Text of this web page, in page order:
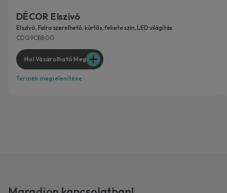
DÉCOR Elszívó
Elszívó, Falra szerelhető, kürtős, fekete szín, LED világítás
CDG9CBBGG
Hol Vásárolható Meg
Termék megjelenítése